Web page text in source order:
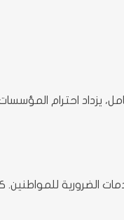
يزداد احترام
الضرورية